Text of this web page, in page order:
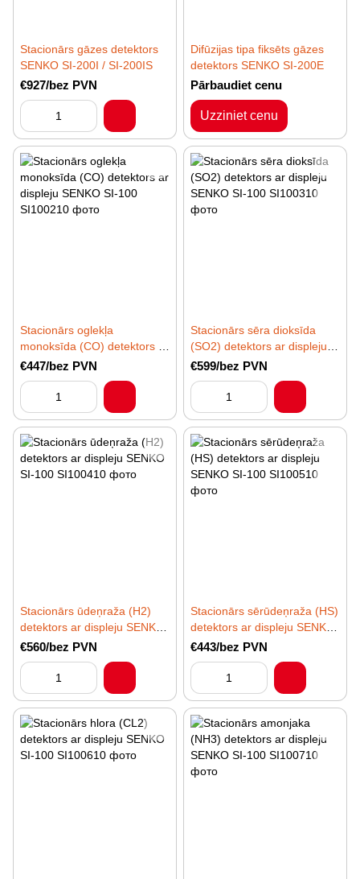
Stacionārs gāzes detektors
SENKO SI-200I / SI-200IS
€927/bez PVN
Difūzijas tipa fiksēts gāzes
detektors SENKO SI-200E
Pārbaudiet cenu
Uzziniet cenu
Stacionārs oglekļa
monoksīda (CO) detektors ar
displeju SENKO SI-100
€447/bez PVN
Stacionārs sēra dioksīda
(SO2) detektors ar displeju
SENKO SI-100
€599/bez PVN
Stacionārs ūdeņraža (H2)
detektors ar displeju SENKO
SI-100
€560/bez PVN
Stacionārs sērūdeņraža (HS)
detektors ar displeju SENKO
SI-100
€443/bez PVN